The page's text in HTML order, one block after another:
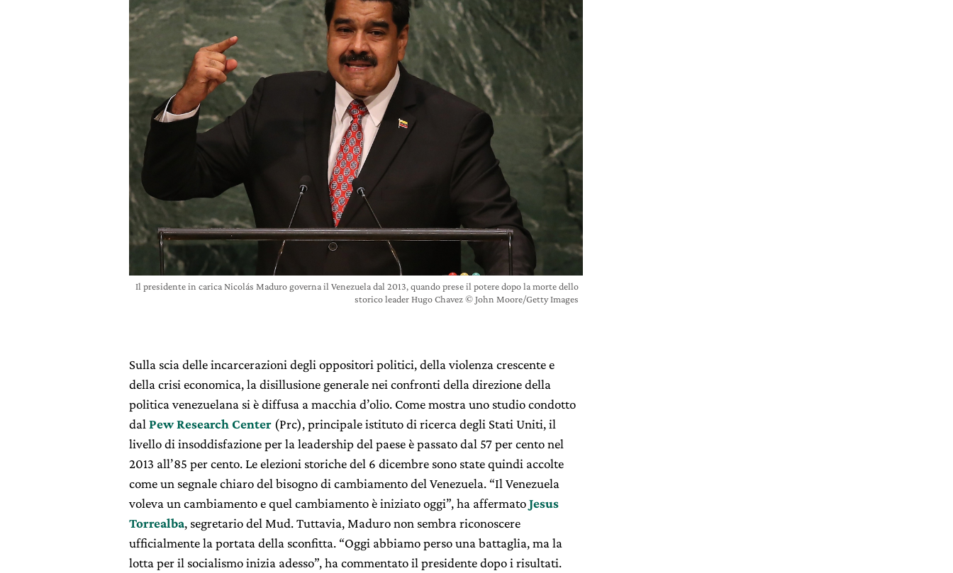
Il presidente in carica Nicolás Maduro governa il Venezuela dal 2013, quando prese il potere dopo la morte dello
storico leader Hugo Chavez © John Moore/Getty Images
Sulla scia delle incarcerazioni degli oppositori politici, della violenza crescente e
della crisi economica, la disillusione generale nei confronti della direzione della
politica venezuelana si è diffusa a macchia d’olio. Come mostra uno studio condotto
dal Pew Research Center (Prc), principale istituto di ricerca degli Stati Uniti, il
livello di insoddisfazione per la leadership del paese è passato dal 57 per cento nel
2013 all’85 per cento. Le elezioni storiche del 6 dicembre sono state quindi accolte
come un segnale chiaro del bisogno di cambiamento del Venezuela. “Il Venezuela
voleva un cambiamento e quel cambiamento è iniziato oggi”, ha affermatoJesus
Torrealba, segretario del Mud. Tuttavia, Maduro non sembra riconoscere
ufficialmente la portata della sconfitta. “Oggi abbiamo perso una battaglia, ma la
lotta per il socialismo inizia adesso”, ha commentato il presidente dopo i risultati.